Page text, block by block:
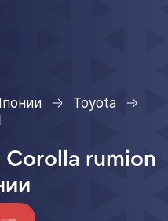
Toyota
rumion